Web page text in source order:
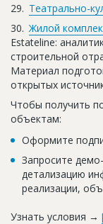
Театрально-
Жилой
Estateline:
строительной
Материал
открытых
Чтобы получить
объектам:
Оформите
Запросите
детализацию
реализации,
Узнать условия →